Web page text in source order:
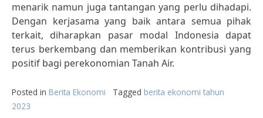
menarik namun juga tantangan yang perlu dihadapi.
Dengan kerjasama yang baik antara semua pihak
terkait, diharapkan pasar modal Indonesia dapat
terus berkembang dan memberikan kontribusi yang
positif bagi perekonomian Tanah Air.
Posted in Berita Ekonomi Tagged berita ekonomi tahun
2023